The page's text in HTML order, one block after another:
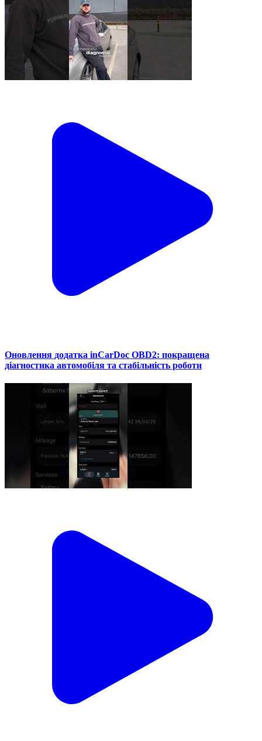
Оновлення додатка inCarDoc OBD2: покращена
діагностика автомобіля та стабільність роботи